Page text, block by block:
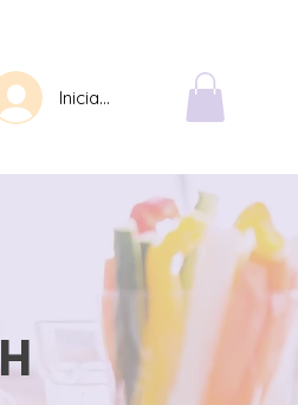
Iniciar sesión